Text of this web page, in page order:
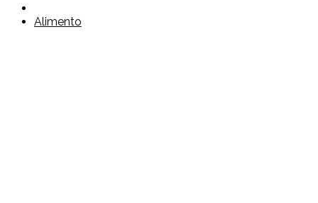
Alimento